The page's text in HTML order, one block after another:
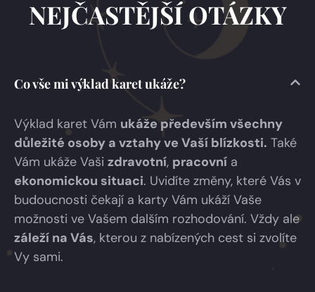
NEJČASTĚJŠÍ OTÁZKY
Co vše mi výklad karet ukáže?
Výklad karet Vám ukáže především všechny
důležité osoby a vztahy ve Vaší blízkosti. Také
Vám ukáže Vaši zdravotní, pracovní a
ekonomickou situaci. Uvidíte změny, které Vás v
budoucnosti čekají a karty Vám ukáží Vaše
možnosti ve Vašem dalším rozhodování. Vždy ale
záleží na Vás, kterou z nabízených cest si zvolíte
Vy sami.